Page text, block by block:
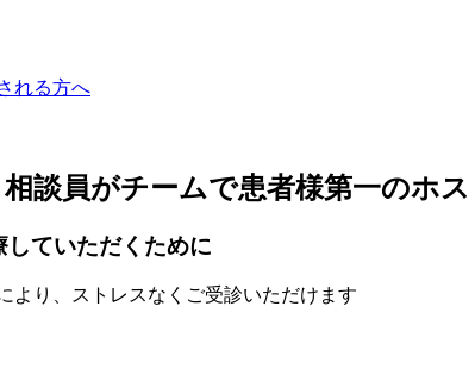
れる方へ
相談員がチームで患者様第一のホ
ていただくために
より、ストレスなくご受診いただけます